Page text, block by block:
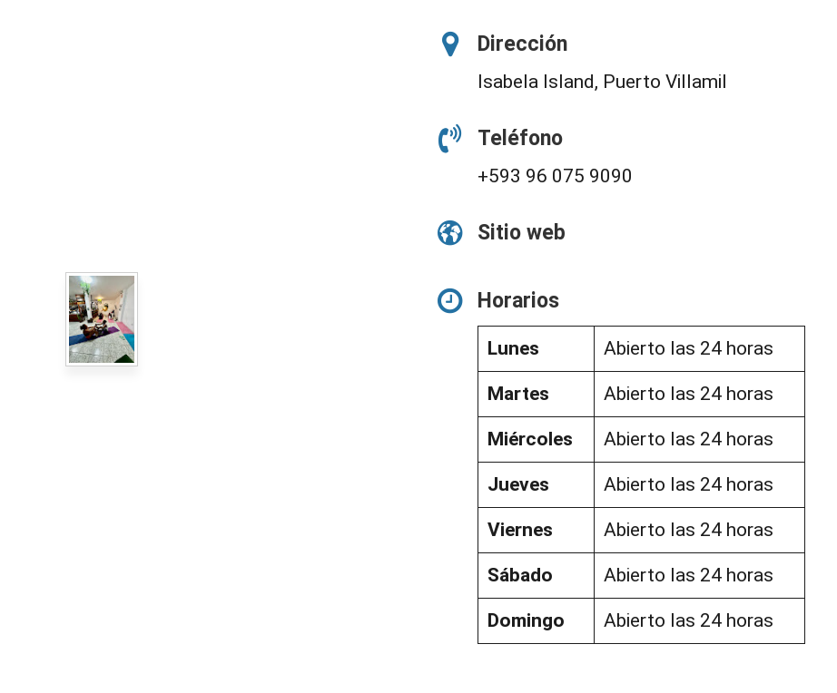
Dirección
Isabela Island, Puerto Villamil
Teléfono
+593 96 075 9090
Sitio web
Horarios
Lunes Abierto las 24 horas
Martes Abierto las 24 horas
Miércoles Abierto las 24 horas
Jueves Abierto las 24 horas
Viernes Abierto las 24 horas
Sábado Abierto las 24 horas
Domingo Abierto las 24 horas